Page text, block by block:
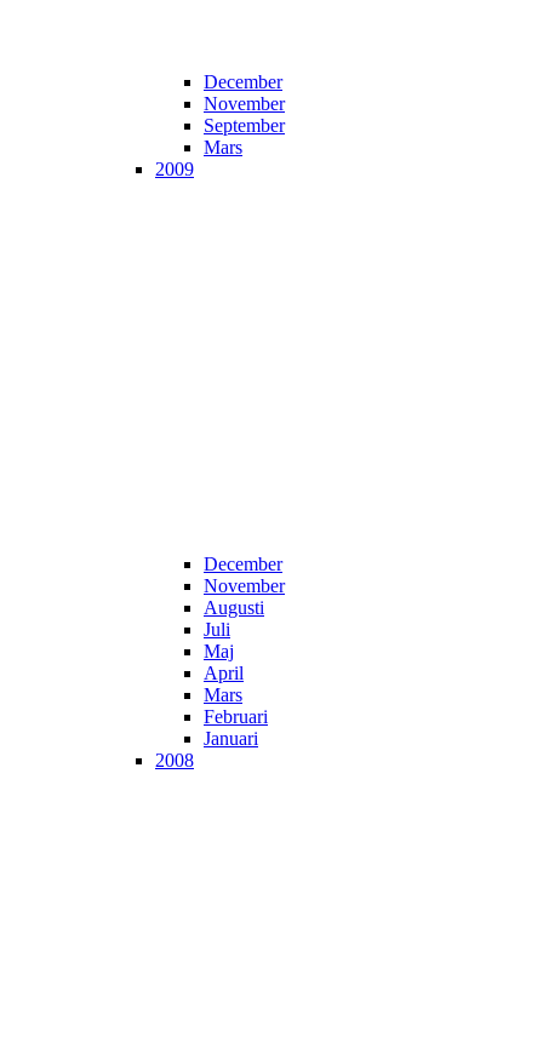
December
November
September
Mars
2009
December
November
Augusti
Juli
Maj
April
Mars
Februari
Januari
2008